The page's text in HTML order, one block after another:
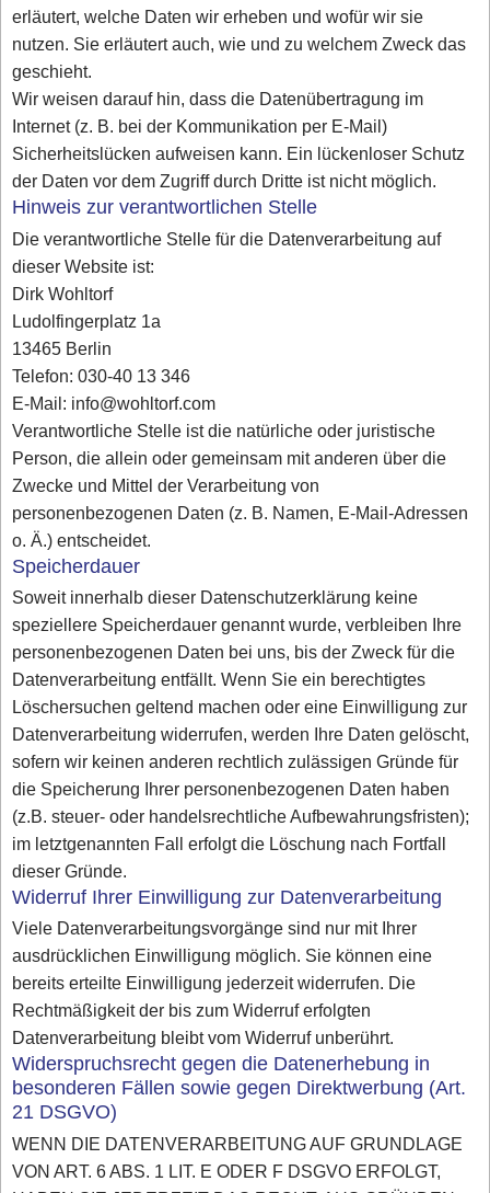
erläutert, welche Daten wir erheben und wofür wir sie
nutzen. Sie erläutert auch, wie und zu welchem Zweck das
geschieht.
Wir weisen darauf hin, dass die Datenübertragung im
Internet (z. B. bei der Kommunikation per E-Mail)
Sicherheitslücken aufweisen kann. Ein lückenloser Schutz
der Daten vor dem Zugriff durch Dritte ist nicht möglich.
Hinweis zur verantwortlichen Stelle
Die verantwortliche Stelle für die Datenverarbeitung auf
dieser Website ist:
Dirk Wohltorf
Ludolfingerplatz 1a
13465 Berlin
Telefon: 030-40 13 346
E-Mail: info@wohltorf.com
Verantwortliche Stelle ist die natürliche oder juristische
Person, die allein oder gemeinsam mit anderen über die
Zwecke und Mittel der Verarbeitung von
personenbezogenen Daten (z. B. Namen, E-Mail-Adressen
o. Ä.) entscheidet.
Speicherdauer
Soweit innerhalb dieser Datenschutzerklärung keine
speziellere Speicherdauer genannt wurde, verbleiben Ihre
personenbezogenen Daten bei uns, bis der Zweck für die
Datenverarbeitung entfällt. Wenn Sie ein berechtigtes
Löschersuchen geltend machen oder eine Einwilligung zur
Datenverarbeitung widerrufen, werden Ihre Daten gelöscht,
sofern wir keinen anderen rechtlich zulässigen Gründe für
die Speicherung Ihrer personenbezogenen Daten haben
(z.B. steuer- oder handelsrechtliche Aufbewahrungsfristen);
im letztgenannten Fall erfolgt die Löschung nach Fortfall
dieser Gründe.
Widerruf Ihrer Einwilligung zur Datenverarbeitung
Viele Datenverarbeitungsvorgänge sind nur mit Ihrer
ausdrücklichen Einwilligung möglich. Sie können eine
bereits erteilte Einwilligung jederzeit widerrufen. Die
Rechtmäßigkeit der bis zum Widerruf erfolgten
Datenverarbeitung bleibt vom Widerruf unberührt.
Widerspruchsrecht gegen die Datenerhebung in
besonderen Fällen sowie gegen Direktwerbung (Art.
21 DSGVO)
WENN DIE DATENVERARBEITUNG AUF GRUNDLAGE
VON ART. 6 ABS. 1 LIT. E ODER F DSGVO ERFOLGT,